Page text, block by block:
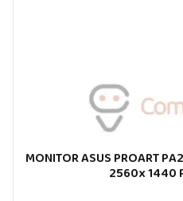
MONITOR ASUS PROART
2560x 1440